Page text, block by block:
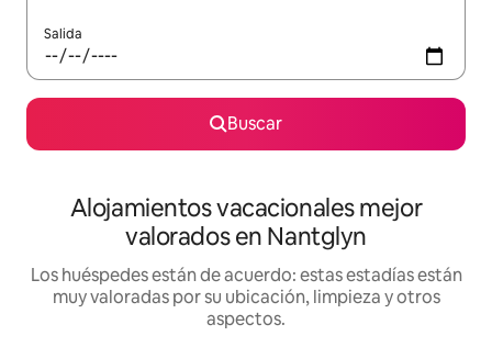
Salida
Buscar
Alojamientos vacacionales mejor
valorados en Nantglyn
Los huéspedes están de acuerdo: estas estadías están
muy valoradas por su ubicación, limpieza y otros
aspectos.